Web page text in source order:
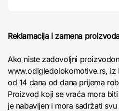
Reklamacija i zamena
Ako niste zadovoljni
www.odigledolokomotive.rs,
od 14 dana od dana prijema
Proizvod koji se vraća mora
je nabavljen i mora sadržati